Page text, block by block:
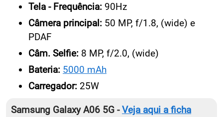
Tela - Frequência: 90Hz
Câmera principal: 50 MP, f/1.8, (wide) e
PDAF
Câm. Selfie: 8 MP, f/2.0, (wide)
Bateria: 5000 mAh
Carregador: 25W
Samsung Galaxy A06 5G -Veja aqui a ficha